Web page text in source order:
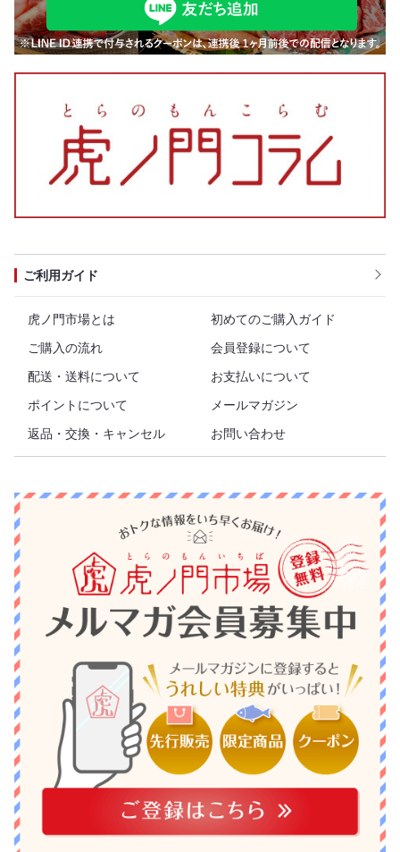
ご利用ガイド
虎ノ門市場とは
初めてのご購入ガイド
ご購入の流れ
会員登録について
配送・送料について
お支払いについて
ポイントについて
メールマガジン
返品・交換・キャンセル
お問い合わせ